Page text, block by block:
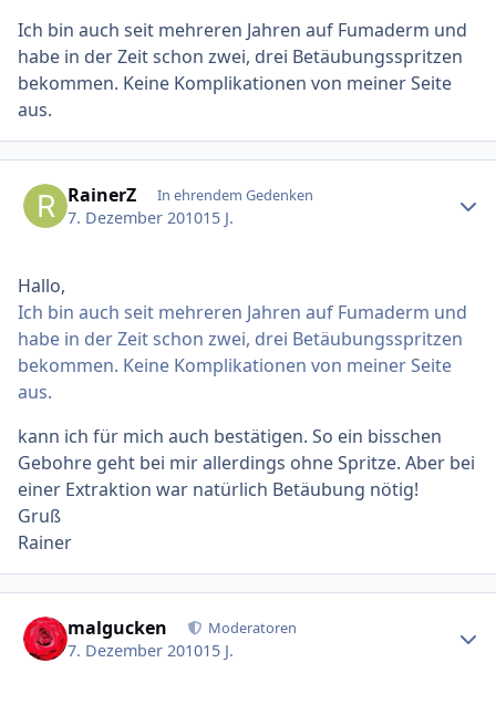
Ich bin auch seit mehreren Jahren auf Fumaderm und
habe in der Zeit schon zwei, drei Betäubungsspritzen
bekommen. Keine Komplikationen von meiner Seite
aus.
RainerZ In ehrendem Gedenken
7. Dezember 201015 J.
Hallo,
Ich bin auch seit mehreren Jahren auf Fumaderm und
habe in der Zeit schon zwei, drei Betäubungsspritzen
bekommen. Keine Komplikationen von meiner Seite
aus.
kann ich für mich auch bestätigen. So ein bisschen
Gebohre geht bei mir allerdings ohne Spritze. Aber bei
einer Extraktion war natürlich Betäubung nötig!
Gruß
Rainer
malgucken Moderatoren
7. Dezember 201015 J.